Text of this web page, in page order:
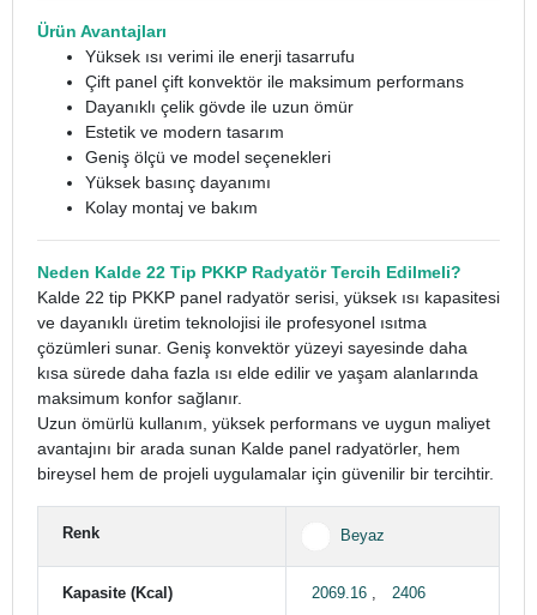
Ürün Avantajları
Yüksek ısı verimi ile enerji tasarrufu
Çift panel çift konvektör ile maksimum performans
Dayanıklı çelik gövde ile uzun ömür
Estetik ve modern tasarım
Geniş ölçü ve model seçenekleri
Yüksek basınç dayanımı
Kolay montaj ve bakım
Neden Kalde 22 Tip PKKP Radyatör Tercih Edilmeli?
Kalde 22 tip PKKP panel radyatör serisi, yüksek ısı kapasitesi
ve dayanıklı üretim teknolojisi ile profesyonel ısıtma
çözümleri sunar. Geniş konvektör yüzeyi sayesinde daha
kısa sürede daha fazla ısı elde edilir ve yaşam alanlarında
maksimum konfor sağlanır.
Uzun ömürlü kullanım, yüksek performans ve uygun maliyet
avantajını bir arada sunan Kalde panel radyatörler, hem
bireysel hem de projeli uygulamalar için güvenilir bir tercihtir.
Renk Beyaz
Kapasite (Kcal) 2069.16 , 2406